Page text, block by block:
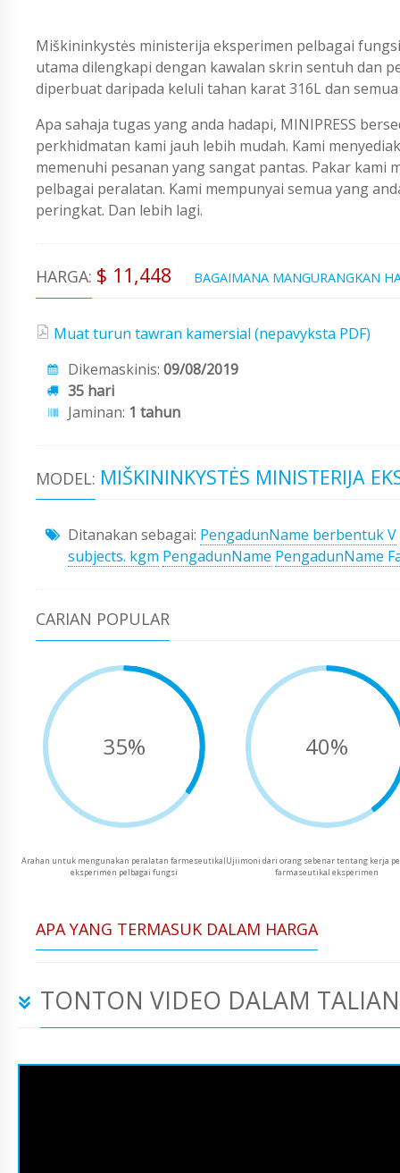
Miškininkystės ministerija eksperimen pelbagai
utama dilengkapi dengan kawalan skrin sentuh dan
diperbuat daripada keluli tahan karat 316L dan
Apa sahaja tugas yang anda hadapi, MINIPRESS
perkhidmatan kami jauh lebih mudah. Kami
memenuhi pesanan yang sangat pantas. Pakar
pelbagai peralatan. Kami mempunyai semua yang
peringkat. Dan lebih lagi.
HARGA: $ 11,448 BAGAIMANA MANGURANGKAN
Muat turun tawran kamersial (nepavyksta PDF)
Dikemaskinis: 09/08/2019
35 hari
Jaminan: 1 tahun
MODEL: MIŠKININKYSTĖS MINISTERIJA
Ditanakan sebagai: PengadunName berbentuk V
subjects. kgm PengadunName PengadunName
CARIAN POPULAR
35%
Arahan untuk mengunakan peralatan farmeseutikal
eksperimen pelbagai fungsi
40%
Ujiimoni dari orang sebenar tentang kerja
farmaseutikal eksperimen
APA YANG TERMASUK DALAM HARGA
TONTON VIDEO DALAM TALIAN